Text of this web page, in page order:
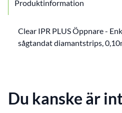
Produktinformation
Clear IPR PLUS Öppnare -
sågtandat diamantstrips,
Du kanske är